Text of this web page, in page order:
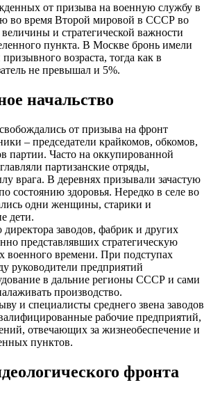
от призыва на военную службу в
во время Второй мировой в СССР во
и стратегической важности
пункта. В Москве бронь имели
возраста, тогда как в
не превышал и 5%.
начальство
от призыва на фронт
– председатели крайкомов, обкомов,
партии. Часто на оккупированной
партизанские отряды,
врага. В деревнях призывали зачастую
состоянию здоровья. Нередко в селе во
одни женщины, старики и
дети.
заводов, фабрик и других
представлявших стратегическую
военного времени. При подступах
руководители предприятий
в дальние регионы СССР и сами
производство.
и специалисты среднего звена заводов
рабочие предприятий,
отвечающих за жизнеобеспечение и
пунктов.
фронта